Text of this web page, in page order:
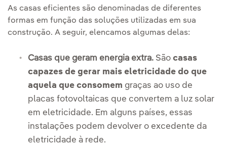
As casas eficientes são denominadas de diferentes
formas em função das soluções utilizadas em sua
construção. A seguir, elencamos algumas delas:
Casas que geram energia extra. São casas
capazes de gerar mais eletricidade do que
aquela que consomem graças ao uso de
placas fotovoltaicas que convertem a luz solar
em eletricidade. Em alguns países, essas
instalações podem devolver o excedente da
eletricidade à rede.